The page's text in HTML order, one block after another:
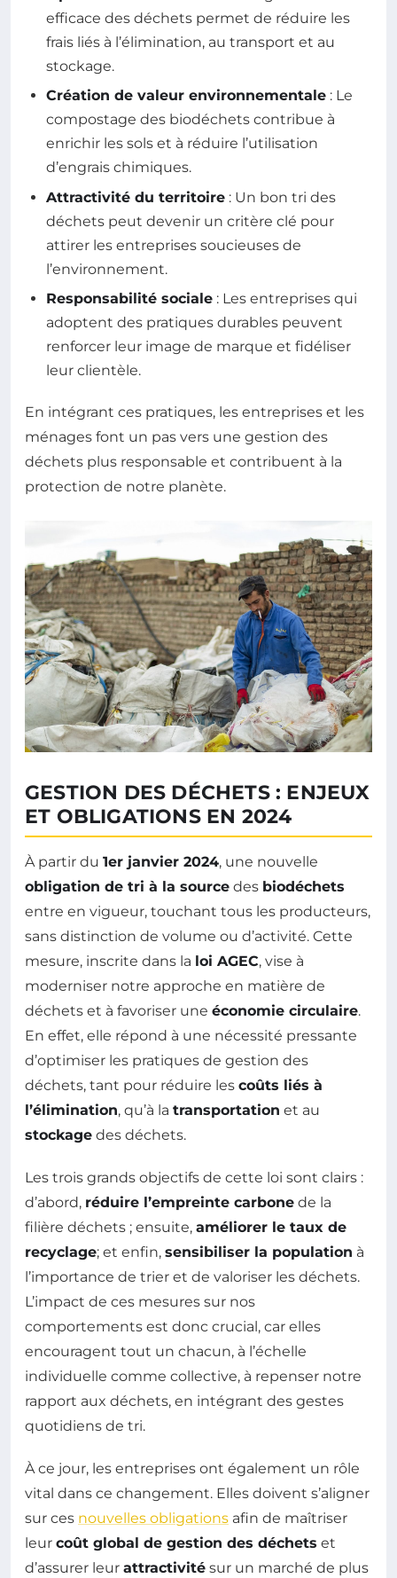
efficace des déchets permet de réduire les
frais liés à l’élimination, au transport et au
stockage.
Création de valeur environnementale : Le
compostage des biodéchets contribue à
enrichir les sols et à réduire l’utilisation
d’engrais chimiques.
Attractivité du territoire : Un bon tri des
déchets peut devenir un critère clé pour
attirer les entreprises soucieuses de
l’environnement.
Responsabilité sociale : Les entreprises qui
adoptent des pratiques durables peuvent
renforcer leur image de marque et fidéliser
leur clientèle.
En intégrant ces pratiques, les entreprises et les
ménages font un pas vers une gestion des
déchets plus responsable et contribuent à la
protection de notre planète.
GESTION DES DÉCHETS : ENJEUX
ET OBLIGATIONS EN 2024
À partir du 1er janvier 2024, une nouvelle
obligation de tri à la source des biodéchets
entre en vigueur, touchant tous les producteurs,
sans distinction de volume ou d’activité. Cette
mesure, inscrite dans la loi AGEC, vise à
moderniser notre approche en matière de
déchets et à favoriser une économie circulaire.
En effet, elle répond à une nécessité pressante
d’optimiser les pratiques de gestion des
déchets, tant pour réduire les coûts liés à
l’élimination, qu’à la transportation et au
stockage des déchets.
Les trois grands objectifs de cette loi sont clairs :
d’abord, réduire l’empreinte carbone de la
filière déchets ; ensuite, améliorer le taux de
recyclage; et enfin, sensibiliser la population à
l’importance de trier et de valoriser les déchets.
L’impact de ces mesures sur nos
comportements est donc crucial, car elles
encouragent tout un chacun, à l’échelle
individuelle comme collective, à repenser notre
rapport aux déchets, en intégrant des gestes
quotidiens de tri.
À ce jour, les entreprises ont également un rôle
vital dans ce changement. Elles doivent s’aligner
sur ces nouvelles obligations afin de maîtriser
leur coût global de gestion des déchets et
d’assurer leur attractivité sur un marché de plus